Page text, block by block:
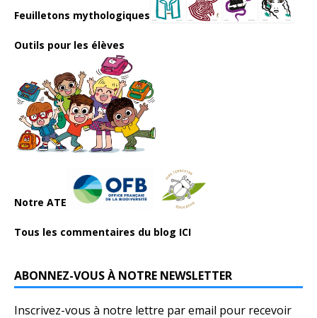
Feuilletons mythologiques
Outils pour les élèves
Notre ATE
Tous les commentaires du blog ICI
ABONNEZ-VOUS À NOTRE NEWSLETTER
Inscrivez-vous à notre lettre par email pour recevoir